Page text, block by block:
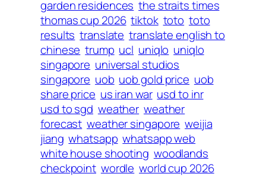
garden residences the straits times
thomas cup 2026 tiktok toto toto
results translate translate english to
chinese trump ucl uniqlo uniqlo
singapore universal studios
singapore uob uob gold price uob
share price us iran war usd to inr
usd to sgd weather weather
forecast weather singapore weijia
jiang whatsapp whatsapp web
white house shooting woodlands
checkpoint wordle world cup 2026